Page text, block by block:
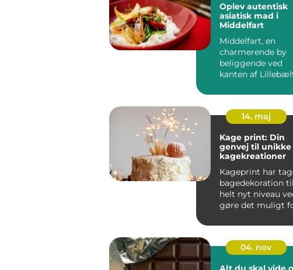
Oplev autentisk
asiatisk mad i
Middelfart
Middelfart, en
charmerende by
beliggende ved
kanten af
14. maj
Kage print: Din
genvej til unikke
kagekreationer
Kageprint har
bagedekoration
helt nyt niveau
gøre det muligt
04. nov